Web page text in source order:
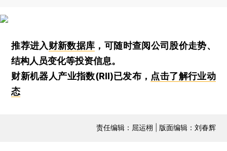
推荐进入财新数据库 ，可随时查阅公司股价走势、
结构人员变化等投资信息。
财新机器人产业指数(RII)已发布， 点击了解行业动
态
责任编辑：屈运栩 | 版面编辑：刘春辉